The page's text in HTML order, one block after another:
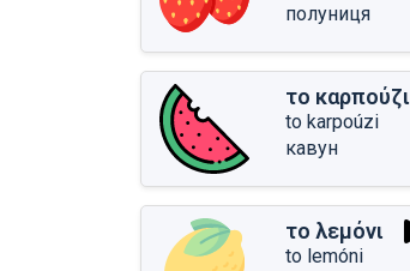
полуниця
το καρπούζι
to karpoúzi
кавун
το λεμόνι
to lemóni